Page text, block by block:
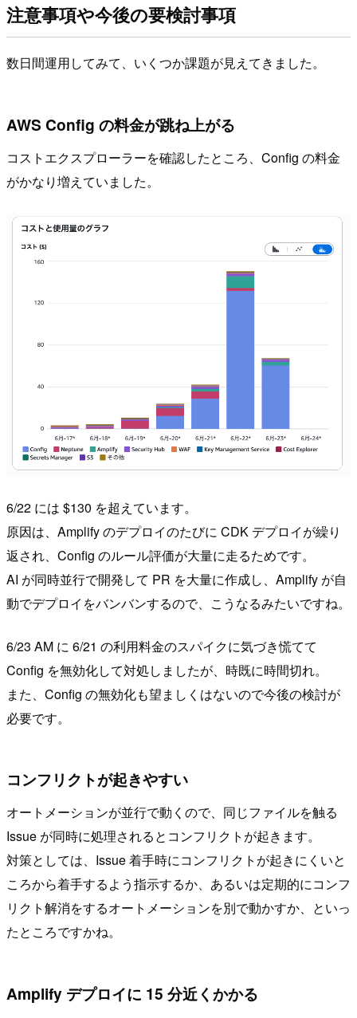
注意事項や今後の要検討事項
数日間運用してみて、いくつか課題が見えてきました。
AWS Config の料金が跳ね上がる
コストエクスプローラーを確認したところ、Config の料金
がかなり増えていました。
6/22 には $130 を超えています。
原因は、Amplify のデプロイのたびに CDK デプロイが繰り
返され、Config のルール評価が大量に走るためです。
AI が同時並行で開発して PR を大量に作成し、Amplify が自
動でデプロイをバンバンするので、こうなるみたいですね。
6/23 AM に 6/21 の利用料金のスパイクに気づき慌てて
Config を無効化して対処しましたが、時既に時間切れ。
また、Config の無効化も望ましくはないので今後の検討が
必要です。
コンフリクトが起きやすい
オートメーションが並行で動くので、同じファイルを触る
Issue が同時に処理されるとコンフリクトが起きます。
対策としては、Issue 着手時にコンフリクトが起きにくいと
ころから着手するよう指示するか、あるいは定期的にコンフ
リクト解消をするオートメーションを別で動かすか、といっ
たところですかね。
Amplify デプロイに 15 分近くかかる